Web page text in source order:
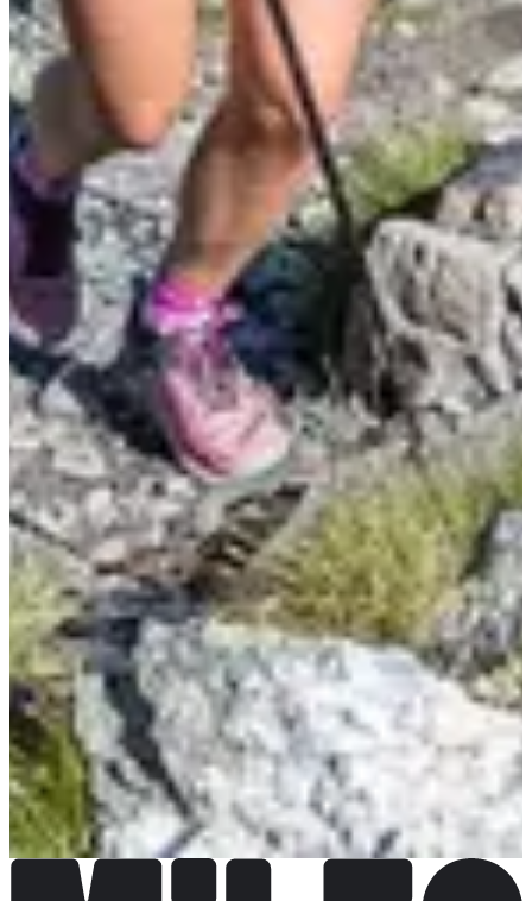
Dates d'inscription
Pas encore communiquées
Plus d'info
Plus d'info
Organisateur
Voir le site web Voir la page Facebook
Choisir une Course
KV du Cheval Noir
15,00 €
Plus d'info
Plus d'info